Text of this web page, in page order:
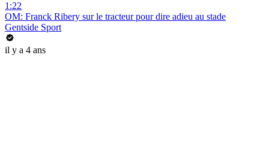
1:22
OM: Franck Ribery sur le tracteur pour dire adieu au stade
Gentside Sport
il y a 4 ans